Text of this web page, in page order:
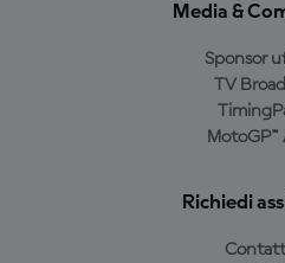
Media &
Sponsor
TV
MotoGP™
Richiedi